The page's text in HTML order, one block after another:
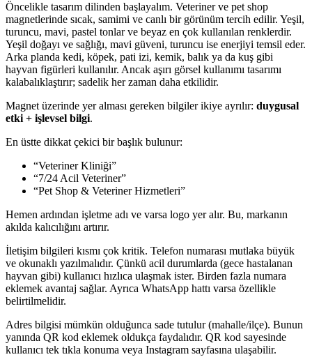
Öncelikle tasarım dilinden başlayalım. Veteriner ve pet shop
magnetlerinde sıcak, samimi ve canlı bir görünüm tercih edilir. Yeşil,
turuncu, mavi, pastel tonlar ve beyaz en çok kullanılan renklerdir.
Yeşil doğayı ve sağlığı, mavi güveni, turuncu ise enerjiyi temsil eder.
Arka planda kedi, köpek, pati izi, kemik, balık ya da kuş gibi
hayvan figürleri kullanılır. Ancak aşırı görsel kullanımı tasarımı
kalabalıklaştırır; sadelik her zaman daha etkilidir.
Magnet üzerinde yer alması gereken bilgiler ikiye ayrılır: duygusal
etki + işlevsel bilgi.
En üstte dikkat çekici bir başlık bulunur:
“Veteriner Kliniği”
“7/24 Acil Veteriner”
“Pet Shop & Veteriner Hizmetleri”
Hemen ardından işletme adı ve varsa logo yer alır. Bu, markanın
akılda kalıcılığını artırır.
İletişim bilgileri kısmı çok kritik. Telefon numarası mutlaka büyük
ve okunaklı yazılmalıdır. Çünkü acil durumlarda (gece hastalanan
hayvan gibi) kullanıcı hızlıca ulaşmak ister. Birden fazla numara
eklemek avantaj sağlar. Ayrıca WhatsApp hattı varsa özellikle
belirtilmelidir.
Adres bilgisi mümkün olduğunca sade tutulur (mahalle/ilçe). Bunun
yanında QR kod eklemek oldukça faydalıdır. QR kod sayesinde
kullanıcı tek tıkla konuma veya Instagram sayfasına ulaşabilir.